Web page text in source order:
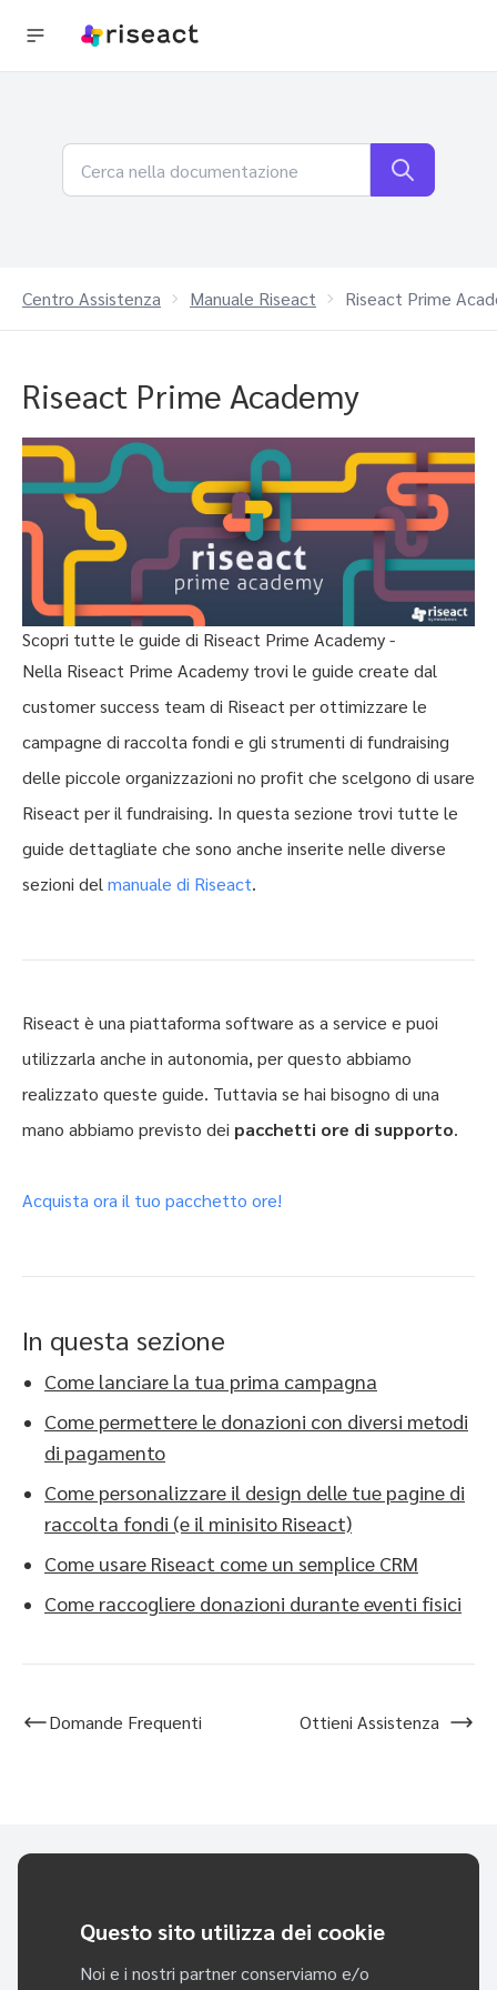
Questo sito utilizza dei cookie
Noi e i nostri partner conserviamo e/o
Centro Assistenza Manuale Riseact Riseact Prime
Riseact Prime Academy
Scopri tutte le guide di Riseact Prime Academy -
Nella Riseact Prime Academy trovi le guide create dal
customer success team di Riseact per ottimizzare le
campagne di raccolta fondi e gli strumenti di fundraising
delle piccole organizzazioni no profit che scelgono di usare
Riseact per il fundraising. In questa sezione trovi tutte le
guide dettagliate che sono anche inserite nelle diverse
sezioni del manuale di Riseact.
Riseact è una piattaforma software as a service e puoi
utilizzarla anche in autonomia, per questo abbiamo
realizzato queste guide. Tuttavia se hai bisogno di una
mano abbiamo previsto dei pacchetti ore di supporto.
Acquista ora il tuo pacchetto ore!
In questa sezione
Come lanciare la tua prima campagna
Come permettere le donazioni con diversi metodi
di pagamento
Come personalizzare il design delle tue pagine di
raccolta fondi (e il minisito Riseact)
Come usare Riseact come un semplice CRM
Come raccogliere donazioni durante eventi fisici
Domande Frequenti Ottieni Assistenza